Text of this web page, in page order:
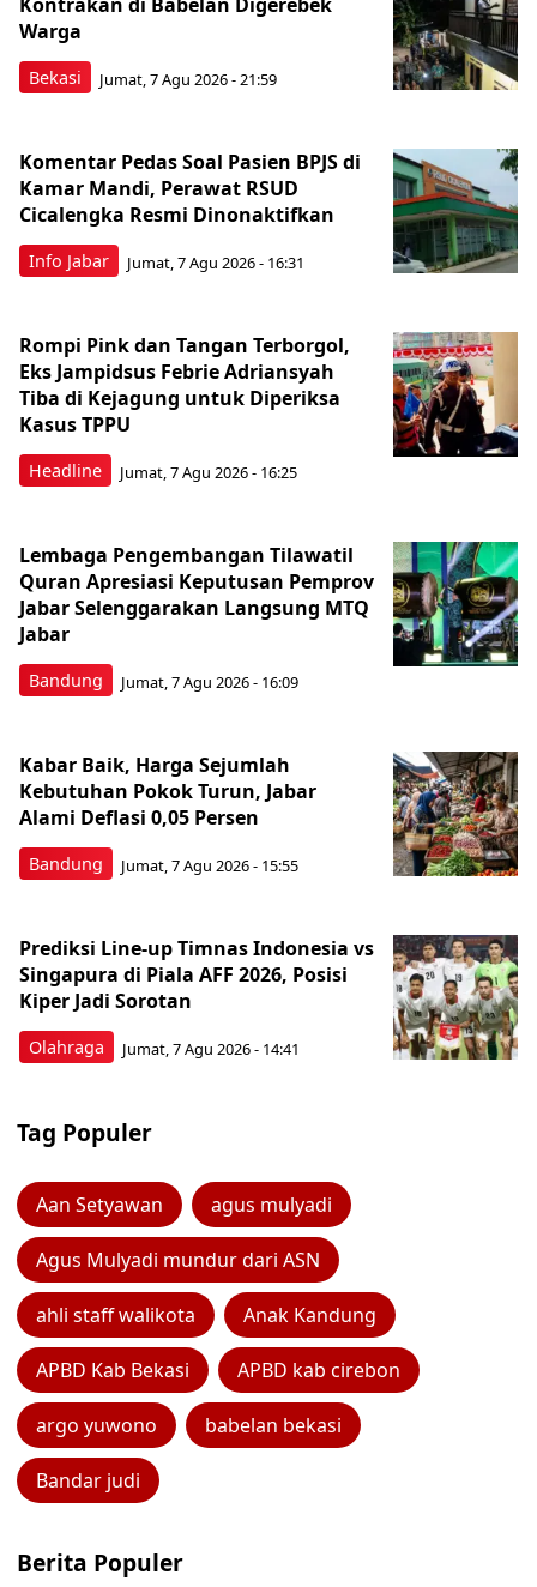
Bekasi
Warga
Jumat, 7 Agu 2026 - 21:59
Info Jabar
Komentar Pedas Soal Pasien BPJS di
Kamar Mandi, Perawat RSUD
Cicalengka Resmi Dinonaktifkan
Jumat, 7 Agu 2026 - 16:31
Headline
Rompi Pink dan Tangan Terborgol,
Eks Jampidsus Febrie Adriansyah
Tiba di Kejagung untuk Diperiksa
Kasus TPPU
Jumat, 7 Agu 2026 - 16:25
Bandung
Lembaga Pengembangan Tilawatil
Quran Apresiasi Keputusan Pemprov
Jabar Selenggarakan Langsung MTQ
Jabar
Jumat, 7 Agu 2026 - 16:09
Bandung
Kabar Baik, Harga Sejumlah
Kebutuhan Pokok Turun, Jabar
Alami Deflasi 0,05 Persen
Jumat, 7 Agu 2026 - 15:55
Olahraga
Prediksi Line-up Timnas Indonesia vs
Singapura di Piala AFF 2026, Posisi
Kiper Jadi Sorotan
Jumat, 7 Agu 2026 - 14:41
Tag Populer
Aan Setyawan agus mulyadi
Agus Mulyadi mundur dari ASN
ahli staff walikota Anak Kandung
APBD Kab Bekasi APBD kab cirebon
argo yuwono babelan bekasi
Bandar judi
Berita Populer